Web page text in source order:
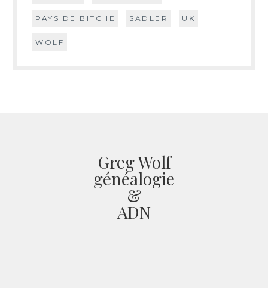
PAYS DE BITCHE SADLER UK
WOLF
Greg Wolf
généalogie
&
ADN